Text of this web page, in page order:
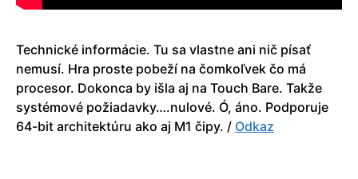
Technické informácie. Tu sa vlastne ani nič písať
nemusí. Hra proste pobeží na čomkoľvek čo má
procesor. Dokonca by išla aj na Touch Bare. Takže
systémové požiadavky….nulové. Ó, áno. Podporuje
64-bit architektúru ako aj M1 čipy. / Odkaz